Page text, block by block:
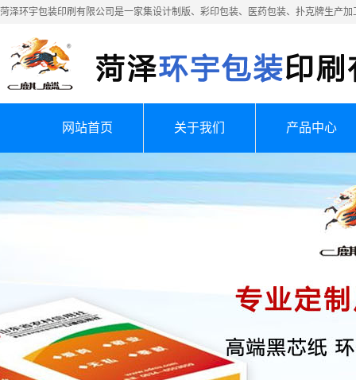
菏泽环宇包装印刷有限公司是一家集设计制版、彩印包装、医药包装、扑克牌生产
网站首页 关于我们 产品中心